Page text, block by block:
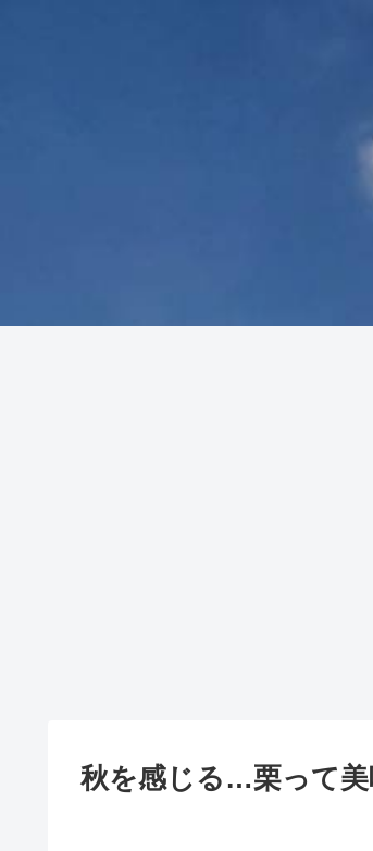
秋を感じる…栗って美